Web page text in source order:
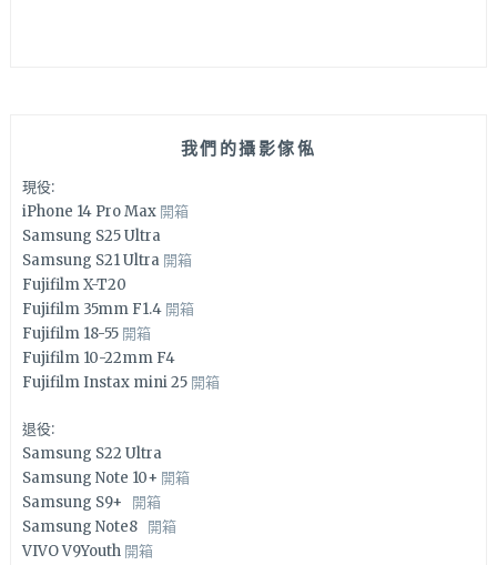
我們的攝影傢俬
現役:
iPhone 14 Pro Max 開箱
Samsung S25 Ultra
Samsung S21 Ultra 開箱
Fujifilm X-T20
Fujifilm 35mm F1.4 開箱
Fujifilm 18-55 開箱
Fujifilm 10-22mm F4
Fujifilm Instax mini 25 開箱
退役:
Samsung S22 Ultra
Samsung Note 10+ 開箱
Samsung S9+ 開箱
Samsung Note8 開箱
VIVO V9Youth 開箱